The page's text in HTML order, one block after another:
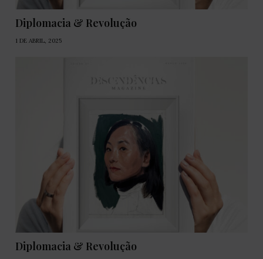
Diplomacia & Revolução
1 DE ABRIL, 2025
Diplomacia & Revolução